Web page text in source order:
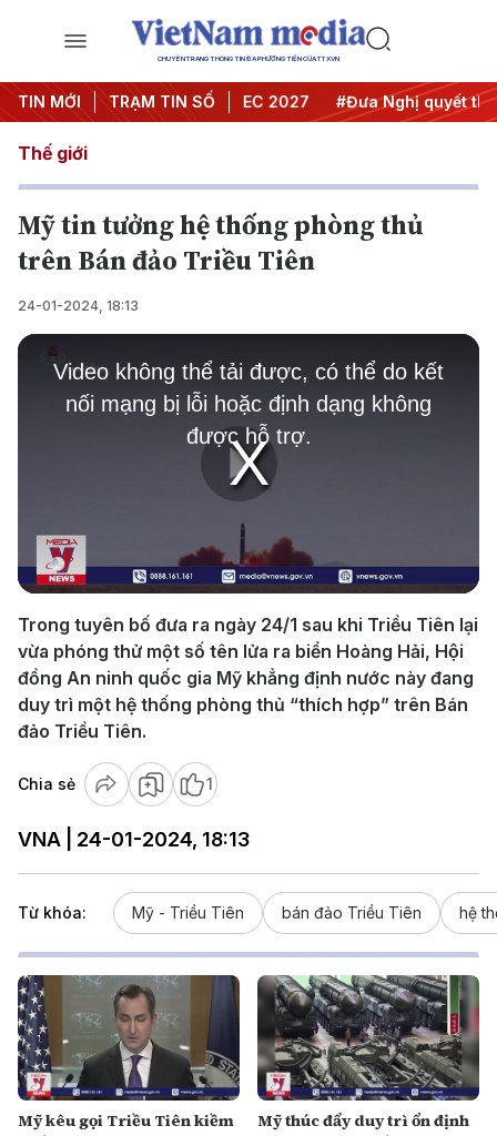
CHUYÊN TRANG THÔNG TIN ĐA PHƯƠNG TIỆN CỦA TTXVN
TIN MỚI TRẠM TIN SỐ
nghị Trung ương 3 #APEC 2027 #Đưa Nghị quyết thành
Thế giới
Mỹ tin tưởng hệ thống phòng thủ
trên Bán đảo Triều Tiên
24-01-2024, 18:13
Play
Video
This
window.
Video không thể tải được, có thể do kết
nối mạng bị lỗi hoặc định dạng không
được hỗ trợ.
Trong tuyên bố đưa ra ngày 24/1 sau khi Triều Tiên lại
vừa phóng thử một số tên lửa ra biển Hoàng Hải, Hội
đồng An ninh quốc gia Mỹ khẳng định nước này đang
duy trì một hệ thống phòng thủ “thích hợp” trên Bán
đảo Triều Tiên.
Chia sẻ 1
VNA | 24-01-2024, 18:13
Từ khóa: Mỹ - Triều Tiên bán đảo Triều Tiên hệ
Mỹ kêu gọi Triều Tiên kiềm
Mỹ thúc đẩy duy trì ổn định